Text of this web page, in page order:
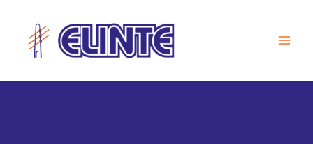
contenido